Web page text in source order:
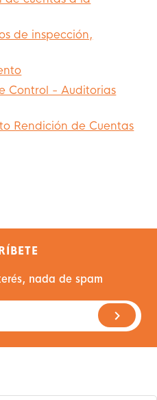
de inspección,
Control - Auditorias
Rendición de Cuentas
nada de spam